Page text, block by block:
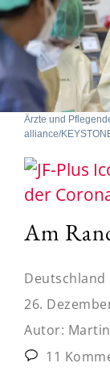
Ärzte und
alliance/
der
Am
Deutschland
26.
Autor:
11